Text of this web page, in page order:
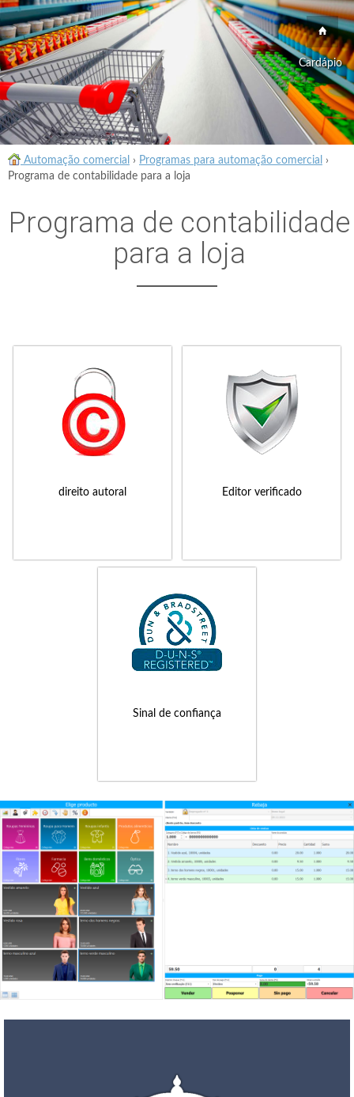
Cardápio
Automação comercial › Programas para automação comercial
›
Programa de contabilidade para a loja
Programa de contabilidade
para a loja
direito autoral Editor verificado
Sinal de confiança